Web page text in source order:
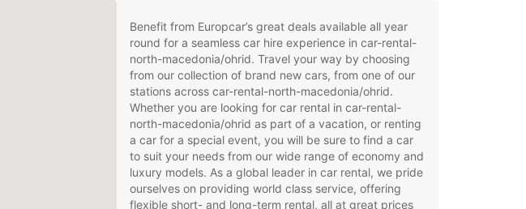
Benefit from Europcar’s great deals available all year
round for a seamless car hire experience in car-rental-
north-macedonia/ohrid. Travel your way by choosing
from our collection of brand new cars, from one of our
stations across car-rental-north-macedonia/ohrid.
Whether you are looking for car rental in car-rental-
north-macedonia/ohrid as part of a vacation, or renting
a car for a special event, you will be sure to find a car
to suit your needs from our wide range of economy and
luxury models. As a global leader in car rental, we pride
ourselves on providing world class service, offering
flexible short- and long-term rental, all at great prices